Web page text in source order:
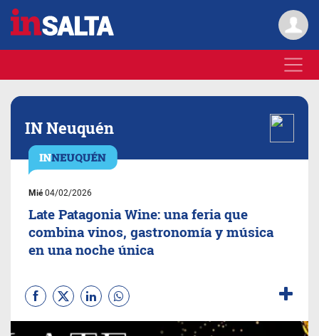
IN Neuquén
Mié04/02/2026
Late Patagonia Wine: una feria que
combina vinos, gastronomía y música
en una noche única